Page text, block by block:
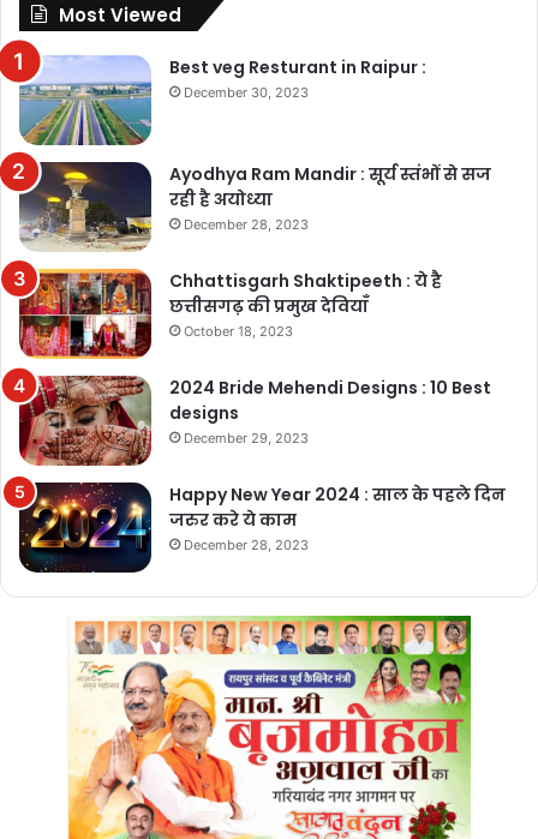
Most Viewed
Best veg Resturant in Raipur :
December 30, 2023
Ayodhya Ram Mandir : सूर्य स्तंभों से सज
रही है अयोध्या
December 28, 2023
Chhattisgarh Shaktipeeth : ये है
छत्तीसगढ़ की प्रमुख देवियाँ
October 18, 2023
2024 Bride Mehendi Designs : 10 Best
designs
December 29, 2023
Happy New Year 2024 : साल के पहले दिन
जरुर करे ये काम
December 28, 2023